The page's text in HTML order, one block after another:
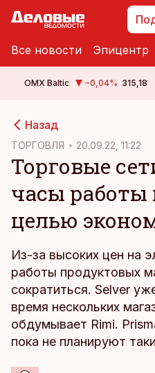
Все новости Эпицентр
OMX Baltic −0,04% 315,18
Назад
ТОРГОВЛЯ 20.09.22, 11:22
Торговые
часы работы
целью
Из-за высоких цен на
работы продуктовых
сократиться. Selver
время нескольких
обдумывает Rimi.
пока не планируют